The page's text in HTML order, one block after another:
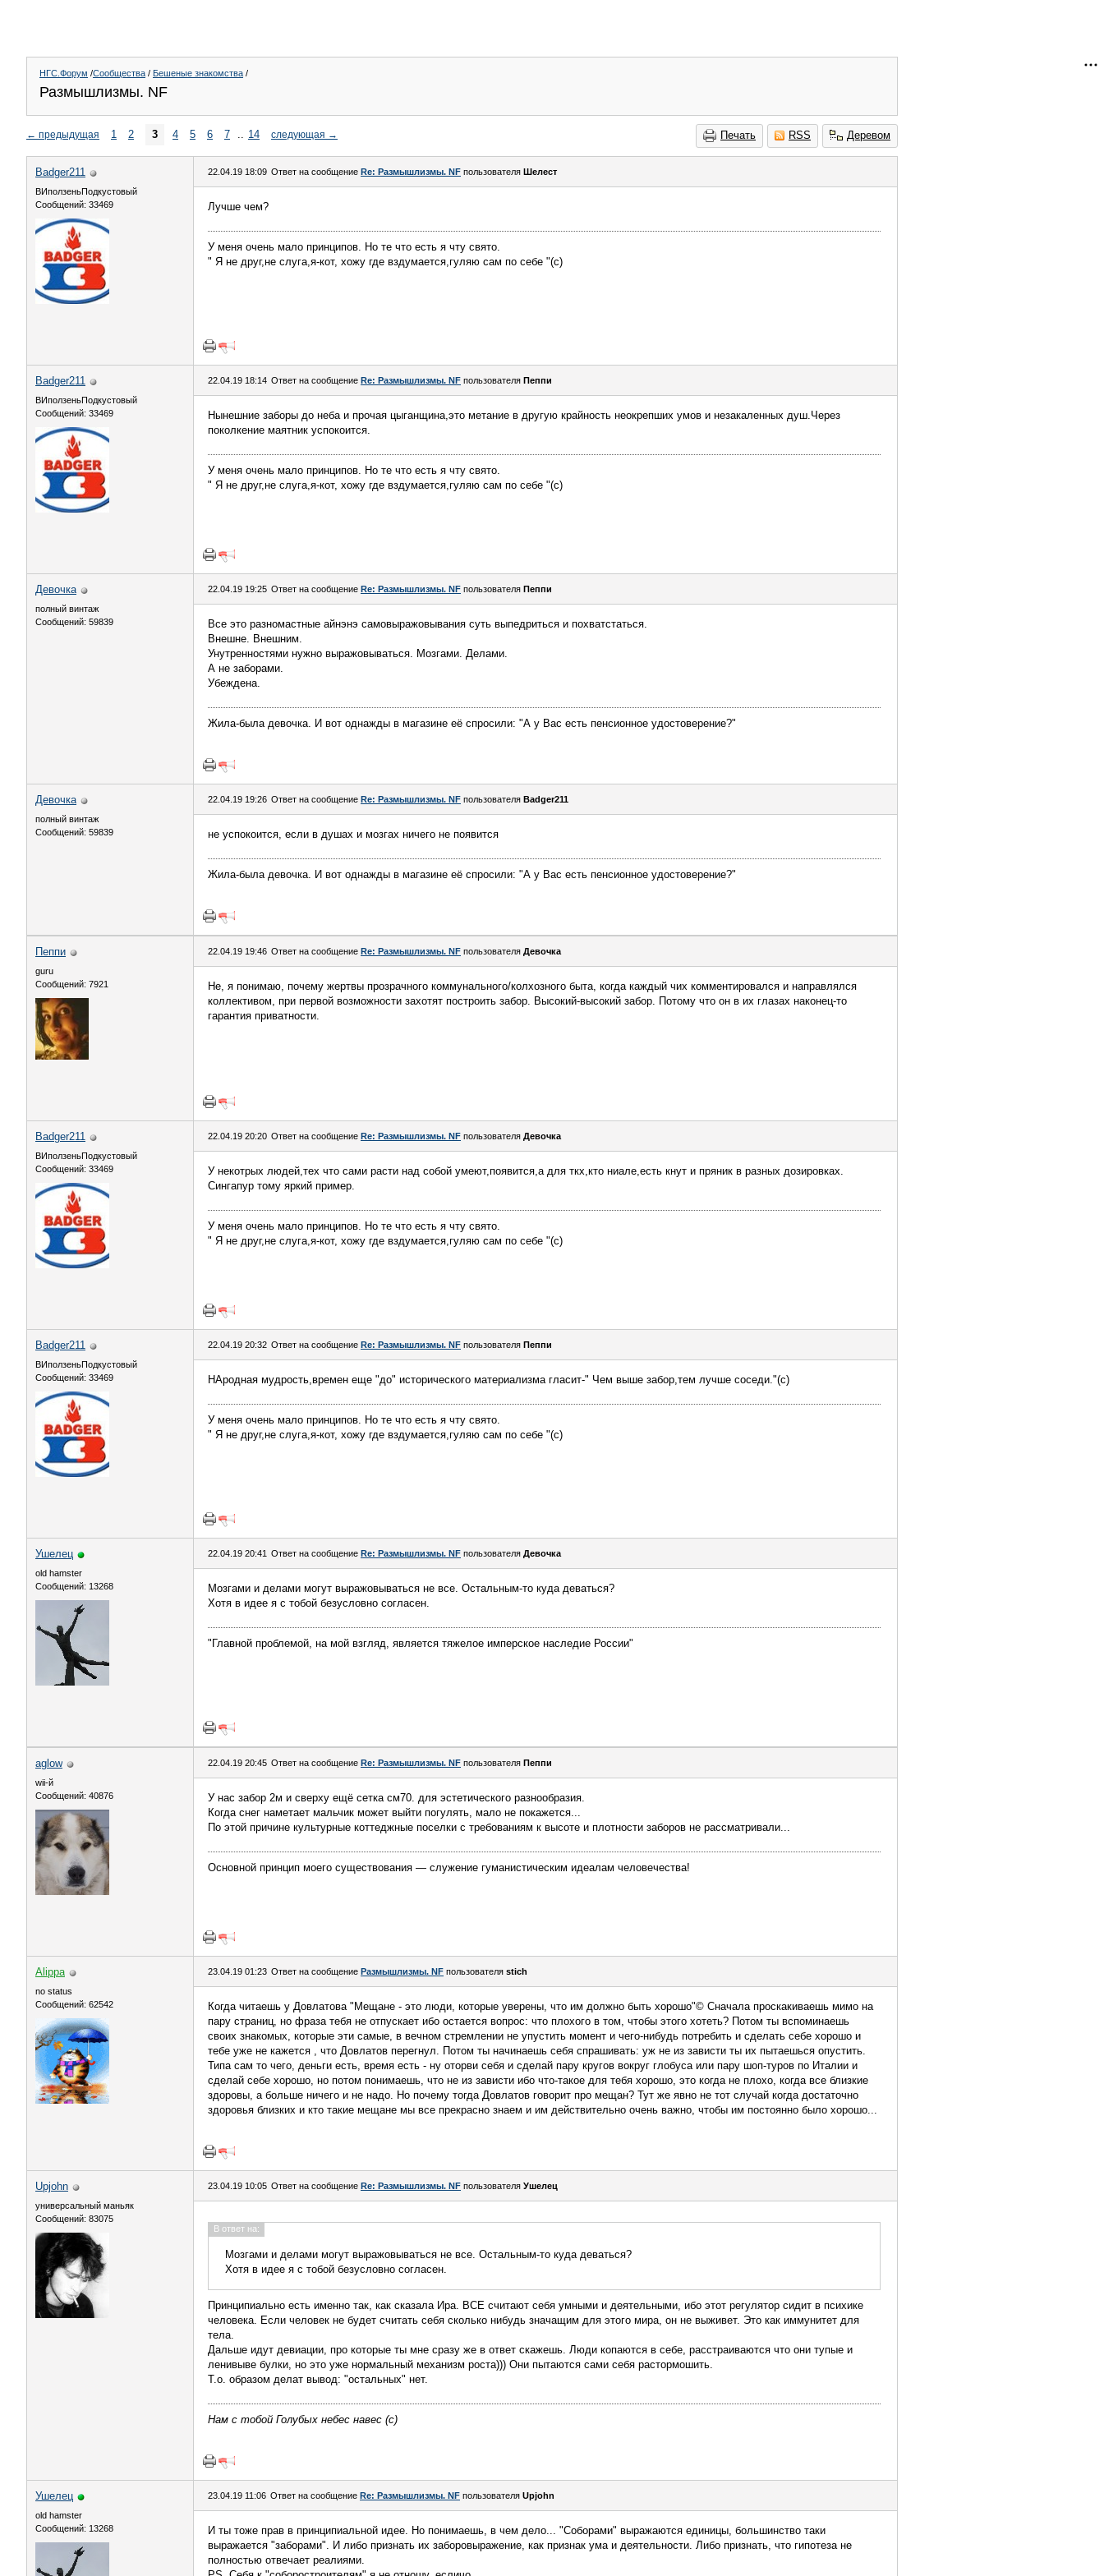
НГС.Форум /Сообщества / Бешеные знакомства /
Размышлизмы. NF
Печать RSS Деревом
← предыдущая 1 2 3 4 5 6 7 .. 14 следующая →
Badger211
ВИползеньПодкустовый
Сообщений: 33469
22.04.19 18:09 Ответ на сообщение Re: Размышлизмы. NF пользователя Шелест
Лучше чем?
У меня очень мало принципов. Но те что есть я чту свято.
" Я не друг,не слуга,я-кот, хожу где вздумается,гуляю сам по себе "(с)
Badger211
ВИползеньПодкустовый
Сообщений: 33469
22.04.19 18:14 Ответ на сообщение Re: Размышлизмы. NF пользователя Пeппи
Нынешние заборы до неба и прочая цыганщина,это метание в другую крайность неокрепших умов и незакаленных душ.Через
поколкение маятник успокоится.
У меня очень мало принципов. Но те что есть я чту свято.
" Я не друг,не слуга,я-кот, хожу где вздумается,гуляю сам по себе "(с)
Девочка
полный винтаж
Сообщений: 59839
22.04.19 19:25 Ответ на сообщение Re: Размышлизмы. NF пользователя Пeппи
Все это разномастные айнэнэ самовыражовывания суть выпедриться и похватстаться.
Внешне. Внешним.
Унутренностями нужно выражовываться. Мозгами. Делами.
А не заборами.
Убеждена.
Жила-была девочка. И вот однажды в магазине её спросили: "А у Вас есть пенсионное удостоверение?"
Девочка
полный винтаж
Сообщений: 59839
22.04.19 19:26 Ответ на сообщение Re: Размышлизмы. NF пользователя Badger211
не успокоится, если в душах и мозгах ничего не появится
Жила-была девочка. И вот однажды в магазине её спросили: "А у Вас есть пенсионное удостоверение?"
Пeппи
guru
Сообщений: 7921
22.04.19 19:46 Ответ на сообщение Re: Размышлизмы. NF пользователя Девочка
Не, я понимаю, почему жертвы прозрачного коммунального/колхозного быта, когда каждый чих комментировался и направлялся
коллективом, при первой возможности захотят построить забор. Высокий-высокий забор. Потому что он в их глазах наконец-то
гарантия приватности.
Badger211
ВИползеньПодкустовый
Сообщений: 33469
22.04.19 20:20 Ответ на сообщение Re: Размышлизмы. NF пользователя Девочка
У некотрых людей,тех что сами расти над собой умеют,появится,а для ткх,кто ниале,есть кнут и пряник в разных дозировках.
Сингапур тому яркий пример.
У меня очень мало принципов. Но те что есть я чту свято.
" Я не друг,не слуга,я-кот, хожу где вздумается,гуляю сам по себе "(с)
Badger211
ВИползеньПодкустовый
Сообщений: 33469
22.04.19 20:32 Ответ на сообщение Re: Размышлизмы. NF пользователя Пeппи
НАродная мудрость,времен еще "до" исторического материализма гласит-" Чем выше забор,тем лучше соседи."(с)
У меня очень мало принципов. Но те что есть я чту свято.
" Я не друг,не слуга,я-кот, хожу где вздумается,гуляю сам по себе "(с)
Ушелец
old hamster
Сообщений: 13268
22.04.19 20:41 Ответ на сообщение Re: Размышлизмы. NF пользователя Девочка
Мозгами и делами могут выражовываться не все. Остальным-то куда деваться?
Хотя в идее я с тобой безусловно согласен.
"Главной проблемой, на мой взгляд, является тяжелое имперское наследие России"
aglow
wii-й
Сообщений: 40876
22.04.19 20:45 Ответ на сообщение Re: Размышлизмы. NF пользователя Пeппи
У нас забор 2м и сверху ещё сетка см70. для эстетического разнообразия.
Когда снег наметает мальчик может выйти погулять, мало не покажется...
По этой причине культурные коттеджные поселки с требованиям к высоте и плотности заборов не рассматривали...
Основной принцип моего существования — служение гуманистическим идеалам человечества!
Alippa
no status
Сообщений: 62542
23.04.19 01:23 Ответ на сообщение Размышлизмы. NF пользователя stich
Когда читаешь у Довлатова "Мещане - это люди, которые уверены, что им должно быть хорошо"© Сначала проскакиваешь мимо на
пару страниц, но фраза тебя не отпускает ибо остается вопрос: что плохого в том, чтобы этого хотеть? Потом ты вспоминаешь
своих знакомых, которые эти самые, в вечном стремлении не упустить момент и чего-нибудь потребить и сделать себе хорошо и
тебе уже не кажется , что Довлатов перегнул. Потом ты начинаешь себя спрашивать: уж не из зависти ты их пытаешься опустить.
Типа сам то чего, деньги есть, время есть - ну оторви себя и сделай пару кругов вокруг глобуса или пару шоп-туров по Италии и
сделай себе хорошо, но потом понимаешь, что не из зависти ибо что-такое для тебя хорошо, это когда не плохо, когда все близкие
здоровы, а больше ничего и не надо. Но почему тогда Довлатов говорит про мещан? Тут же явно не тот случай когда достаточно
здоровья близких и кто такие мещане мы все прекрасно знаем и им действительно очень важно, чтобы им постоянно было хорошо...
Upjohn
универсальный маньяк
Сообщений: 83075
23.04.19 10:05 Ответ на сообщение Re: Размышлизмы. NF пользователя Ушелец
В ответ на:
Мозгами и делами могут выражовываться не все. Остальным-то куда деваться?
Хотя в идее я с тобой безусловно согласен.
Принципиально есть именно так, как сказала Ира. ВСЕ считают себя умными и деятельными, ибо этот регулятор сидит в психике
человека. Если человек не будет считать себя сколько нибудь значащим для этого мира, он не выживет. Это как иммунитет для
тела.
Дальше идут девиации, про которые ты мне сразу же в ответ скажешь. Люди копаются в себе, расстраиваются что они тупые и
ленивыве булки, но это уже нормальный механизм роста))) Они пытаются сами себя растормошить.
Т.о. образом делат вывод: "остальных" нет.
Нам с тобой Голубых небес навес (с)
Ушелец
old hamster
Сообщений: 13268
23.04.19 11:06 Ответ на сообщение Re: Размышлизмы. NF пользователя Upjohn
И ты тоже прав в принципиальной идее. Но понимаешь, в чем дело... "Соборами" выражаются единицы, большинство таки
выражается "заборами". И либо признать их заборовыражение, как признак ума и деятельности. Либо признать, что гипотеза не
полностью отвечает реалиями.